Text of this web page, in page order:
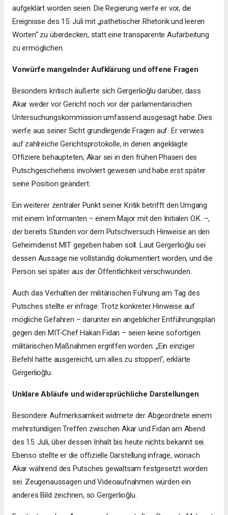
aufgeklärt worden seien. Die Regierung werfe er vor, die
Ereignisse des 15. Juli mit „pathetischer Rhetorik und leeren
Worten“ zu überdecken, statt eine transparente Aufarbeitung
zu ermöglichen.
Vorwürfe mangelnder Aufklärung und offene Fragen
Besonders kritisch äußerte sich Gergerlioğlu darüber, dass
Akar weder vor Gericht noch vor der parlamentarischen
Untersuchungskommission umfassend ausgesagt habe. Dies
werfe aus seiner Sicht grundlegende Fragen auf. Er verwies
auf zahlreiche Gerichtsprotokolle, in denen angeklagte
Offiziere behaupteten, Akar sei in den frühen Phasen des
Putschgeschehens involviert gewesen und habe erst später
seine Position geändert.
Ein weiterer zentraler Punkt seiner Kritik betrifft den Umgang
mit einem Informanten – einem Major mit den Initialen O.K. –,
der bereits Stunden vor dem Putschversuch Hinweise an den
Geheimdienst MIT gegeben haben soll. Laut Gergerlioğlu sei
dessen Aussage nie vollständig dokumentiert worden, und die
Person sei später aus der Öffentlichkeit verschwunden.
Auch das Verhalten der militärischen Führung am Tag des
Putsches stellte er infrage. Trotz konkreter Hinweise auf
mögliche Gefahren – darunter ein angeblicher Entführungsplan
gegen den MIT-Chef Hakan Fidan – seien keine sofortigen
militärischen Maßnahmen ergriffen worden. „Ein einziger
Befehl hätte ausgereicht, um alles zu stoppen“, erklärte
Gergerlioğlu.
Unklare Abläufe und widersprüchliche Darstellungen
Besondere Aufmerksamkeit widmete der Abgeordnete einem
mehrstündigen Treffen zwischen Akar und Fidan am Abend
des 15. Juli, über dessen Inhalt bis heute nichts bekannt sei.
Ebenso stellte er die offizielle Darstellung infrage, wonach
Akar während des Putsches gewaltsam festgesetzt worden
sei. Zeugenaussagen und Videoaufnahmen würden ein
anderes Bild zeichnen, so Gergerlioğlu.